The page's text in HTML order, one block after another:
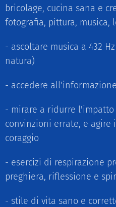
bricolage, cucina sana e
fotografia, pittura, musica,
- ascoltare musica a 432
natura)
- accedere
- mirare a ridurre
convinzioni errate, e agire
coraggio
- esercizi di respirazione
preghiera, riflessione e
- stile di vita sano e